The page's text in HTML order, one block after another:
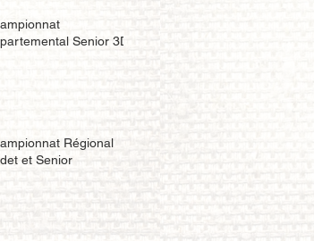
Senior 3D
Régional
et Senior